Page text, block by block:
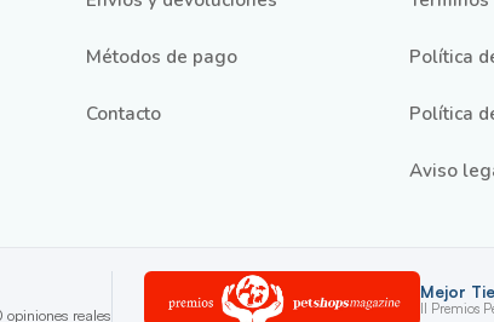
Métodos de pago
Contacto
Política
Política
Aviso
opiniones reales
Mejor
II Premios